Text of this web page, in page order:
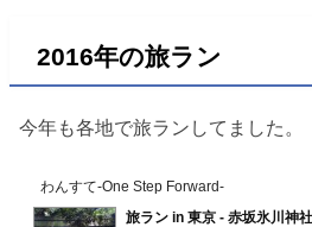
2016年の旅ラン
今年も各地で旅ランしてました。
わんすて-One Step Forward-
旅ラン in 東京 - 赤坂氷川神